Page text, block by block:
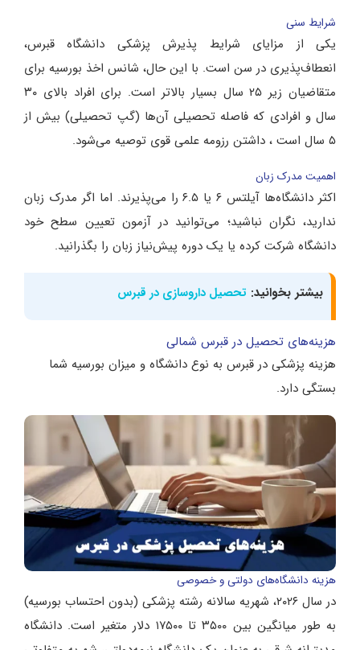
شرایط سنی
یکی از مزایای شرایط پذیرش پزشکی دانشگاه قبرس،
انعطاف‌پذیری در سن است. با این حال، شانس اخذ بورسیه برای
متقاضیان زیر ۲۵ سال بسیار بالاتر است. برای افراد بالای ۳۰
سال و افرادی که فاصله تحصیلی آن‌ها (گپ تحصیلی) بیش از
۵ سال است ، داشتن رزومه علمی قوی توصیه می‌شود.
اهمیت مدرک زبان
اکثر دانشگاه‌ها آیلتس ۶ یا ۶.۵ را می‌پذیرند. اما اگر مدرک زبان
ندارید، نگران نباشید؛ می‌توانید در آزمون تعیین سطح خود
دانشگاه شرکت کرده یا یک دوره پیش‌نیاز زبان را بگذرانید.
بیشتر بخوانید: تحصیل داروسازی در قبرس
هزینه‌های تحصیل در قبرس شمالی
هزینه پزشکی در قبرس به نوع دانشگاه و میزان بورسیه شما
بستگی دارد.
هزینه دانشگاه‌های دولتی و خصوصی
در سال ۲۰۲۶، شهریه سالانه رشته پزشکی (بدون احتساب بورسیه)
به طور میانگین بین ۳۵۰۰ تا ۱۷۵۰۰ دلار متغیر است. دانشگاه